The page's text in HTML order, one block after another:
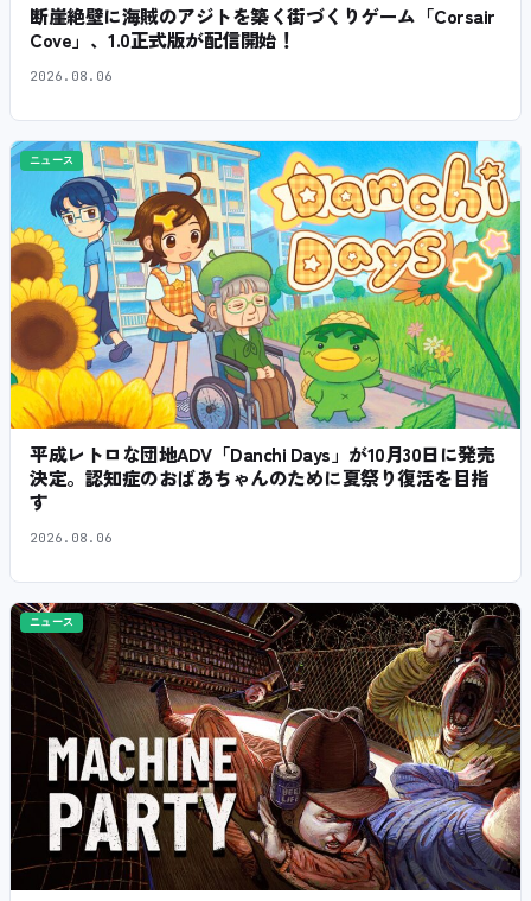
断崖絶壁に海賊のアジトを築く街づくりゲーム「Corsair
Cove」、1.0正式版が配信開始！
2026.08.06
ニュース
平成レトロな団地ADV「Danchi Days」が10月30日に発売
決定。認知症のおばあちゃんのために夏祭り復活を目指
す
2026.08.06
ニュース